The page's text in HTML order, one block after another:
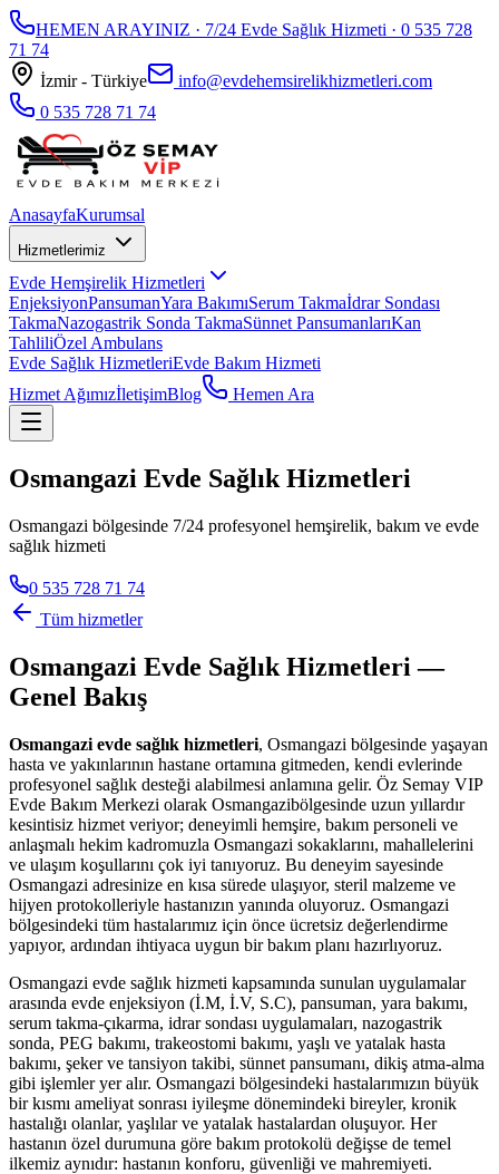
HEMEN ARAYINIZ · 7/24 Evde Sağlık Hizmeti · 0 535 728
71 74
İzmir - Türkiye
info@evdehemsirelikhizmetleri.com
0 535 728 71 74
AnasayfaKurumsal
Hizmetlerimiz
Evde Hemşirelik Hizmetleri
EnjeksiyonPansumanYara BakımıSerum Takmaİdrar Sondası
TakmaNazogastrik Sonda TakmaSünnet PansumanlarıKan
TahliliÖzel Ambulans
Evde Sağlık HizmetleriEvde Bakım Hizmeti
Hizmet AğımızİletişimBlog Hemen Ara
Osmangazi Evde Sağlık Hizmetleri
Osmangazi bölgesinde 7/24 profesyonel hemşirelik, bakım ve evde
sağlık hizmeti
0 535 728 71 74
Tüm hizmetler
Osmangazi Evde Sağlık Hizmetleri —
Genel Bakış
Osmangazi evde sağlık hizmetleri, Osmangazi bölgesinde yaşayan
hasta ve yakınlarının hastane ortamına gitmeden, kendi evlerinde
profesyonel sağlık desteği alabilmesi anlamına gelir. Öz Semay VIP
Evde Bakım Merkezi olarak Osmangazibölgesinde uzun yıllardır
kesintisiz hizmet veriyor; deneyimli hemşire, bakım personeli ve
anlaşmalı hekim kadromuzla Osmangazi sokaklarını, mahallelerini
ve ulaşım koşullarını çok iyi tanıyoruz. Bu deneyim sayesinde
Osmangazi adresinize en kısa sürede ulaşıyor, steril malzeme ve
hijyen protokolleriyle hastanızın yanında oluyoruz. Osmangazi
bölgesindeki tüm hastalarımız için önce ücretsiz değerlendirme
yapıyor, ardından ihtiyaca uygun bir bakım planı hazırlıyoruz.
Osmangazi evde sağlık hizmeti kapsamında sunulan uygulamalar
arasında evde enjeksiyon (İ.M, İ.V, S.C), pansuman, yara bakımı,
serum takma-çıkarma, idrar sondası uygulamaları, nazogastrik
sonda, PEG bakımı, trakeostomi bakımı, yaşlı ve yatalak hasta
bakımı, şeker ve tansiyon takibi, sünnet pansumanı, dikiş atma-alma
gibi işlemler yer alır. Osmangazi bölgesindeki hastalarımızın büyük
bir kısmı ameliyat sonrası iyileşme dönemindeki bireyler, kronik
hastalığı olanlar, yaşlılar ve yatalak hastalardan oluşuyor. Her
hastanın özel durumuna göre bakım protokolü değişse de temel
ilkemiz aynıdır: hastanın konforu, güvenliği ve mahremiyeti.